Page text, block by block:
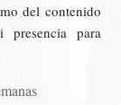
del contenido
para